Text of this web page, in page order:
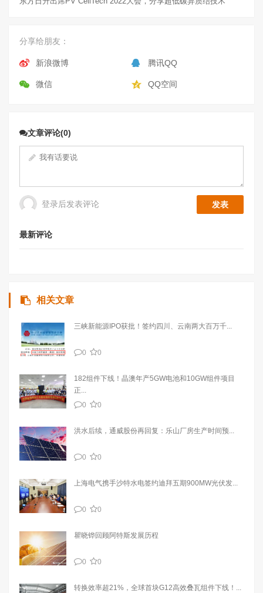
分享给朋友：
新浪微博 腾讯QQ
微信 QQ空间
文章评论(0)
登录后发表评论
最新评论
相关文章
三峡新能源IPO获批！签约四川、云南两大百万千...
0 0
182组件下线！晶澳年产5GW电池和10GW组件项目
正...
0
0
洪水后续，通威股份再回复：乐山厂房生产时间预...
0 0
上海电气携手沙特水电签约迪拜五期900MW光伏发...
0 0
瞿晓铧回顾阿特斯发展历程
0 0
转换效率超21%，全球首块G12高效叠瓦组件下线！...